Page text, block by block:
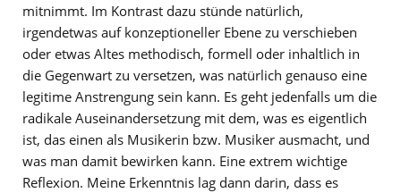
mitnimmt. Im Kontrast dazu stünde natürlich,
irgendetwas auf konzeptioneller Ebene zu verschieben
oder etwas Altes methodisch, formell oder inhaltlich in
die Gegenwart zu versetzen, was natürlich genauso eine
legitime Anstrengung sein kann. Es geht jedenfalls um die
radikale Auseinandersetzung mit dem, was es eigentlich
ist, das einen als Musikerin bzw. Musiker ausmacht, und
was man damit bewirken kann. Eine extrem wichtige
Reflexion. Meine Erkenntnis lag dann darin, dass es